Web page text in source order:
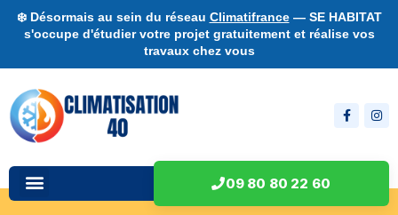
❄️ Désormais au sein du réseau Climatifrance— SE HABITAT
s'occupe d'étudier votre projet gratuitement et réalise vos
travaux chez vous
09 80 80 22 60